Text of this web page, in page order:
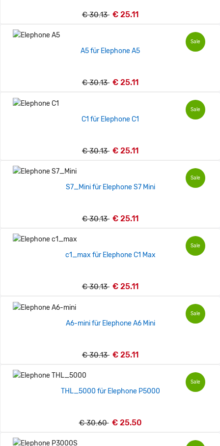
€ 30.13 € 25.11
Sale
A5 für Elephone A5
€ 30.13 € 25.11
Sale
C1 für Elephone C1
€ 30.13 € 25.11
Sale
S7_Mini für Elephone S7 Mini
€ 30.13 € 25.11
Sale
c1_max für Elephone C1 Max
€ 30.13 € 25.11
Sale
A6-mini für Elephone A6 Mini
€ 30.13 € 25.11
Sale
THL_5000 für Elephone P5000
€ 30.60 € 25.50